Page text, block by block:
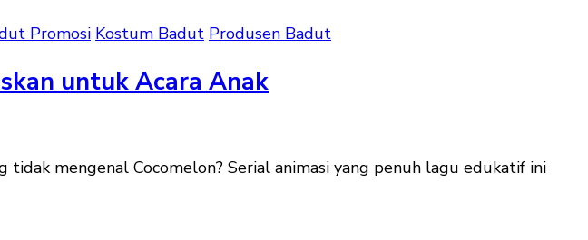
Promosi Kostum Badut Produsen Badut
untuk Acara Anak
tidak mengenal Cocomelon? Serial animasi yang penuh lagu edukatif ini